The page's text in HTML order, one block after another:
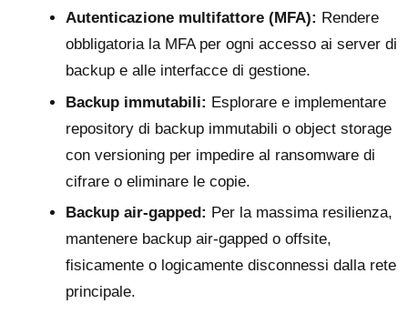
Autenticazione multifattore (MFA): Rendere
obbligatoria la MFA per ogni accesso ai server di
backup e alle interfacce di gestione.
Backup immutabili: Esplorare e implementare
repository di backup immutabili o object storage
con versioning per impedire al ransomware di
cifrare o eliminare le copie.
Backup air-gapped: Per la massima resilienza,
mantenere backup air-gapped o offsite,
fisicamente o logicamente disconnessi dalla rete
principale.